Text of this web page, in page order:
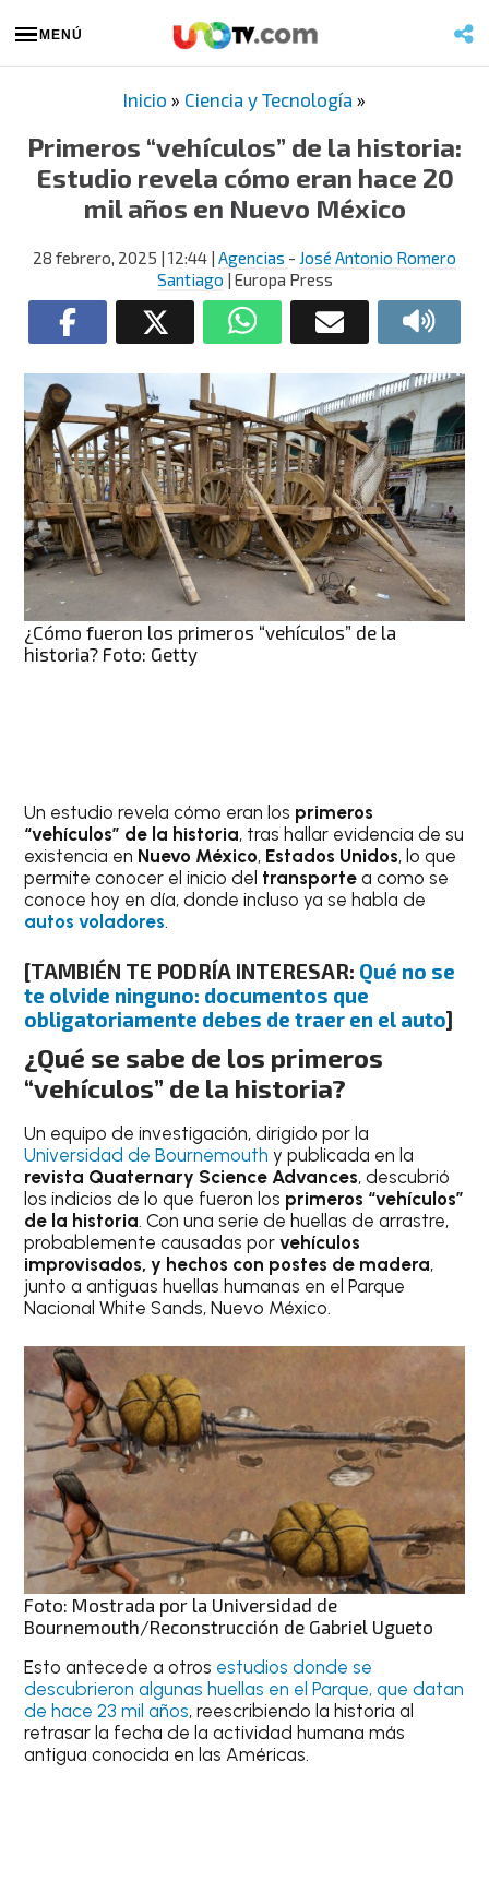
MENÚ
Inicio » Ciencia y Tecnología »
Primeros “vehículos” de la historia:
Estudio revela cómo eran hace 20
mil años en Nuevo México
28 febrero, 2025 | 12:44 | Agencias - José Antonio Romero
Santiago | Europa Press
¿Cómo fueron los primeros “vehículos” de la
historia? Foto: Getty
Un estudio revela cómo eran los primeros
“vehículos” de la historia, tras hallar evidencia de su
existencia en Nuevo México, Estados Unidos, lo que
permite conocer el inicio del transporte a como se
conoce hoy en día, donde incluso ya se habla de
autos voladores.
[TAMBIÉN TE PODRÍA INTERESAR: Qué no se
te olvide ninguno: documentos que
obligatoriamente debes de traer en el auto]
¿Qué se sabe de los primeros
“vehículos” de la historia?
Un equipo de investigación, dirigido por la
Universidad de Bournemouth y publicada en la
revista Quaternary Science Advances, descubrió
los indicios de lo que fueron los primeros “vehículos”
de la historia. Con una serie de huellas de arrastre,
probablemente causadas porvehículos
improvisados, y hechos con postes de madera,
junto a antiguas huellas humanas en el Parque
Nacional White Sands, Nuevo México.
Foto: Mostrada por la Universidad de
Bournemouth/Reconstrucción de Gabriel Ugueto
Esto antecede a otros estudios donde se
descubrieron algunas huellas en el Parque, que datan
de hace 23 mil años, reescribiendo la historia al
retrasar la fecha de la actividad humana más
antigua conocida en las Américas.